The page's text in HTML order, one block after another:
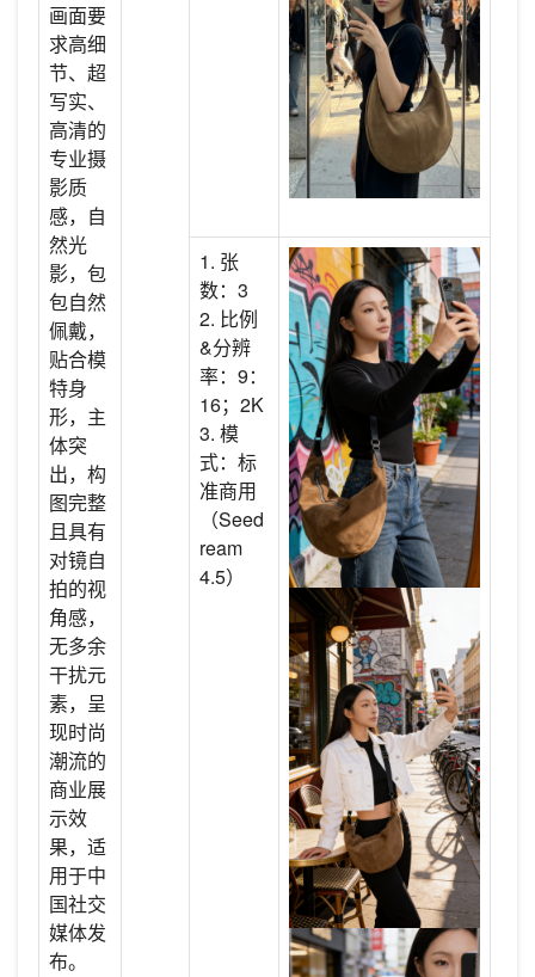
画面要
求高细
节、超
写实、
高清的
专业摄
影质
感，自
然光
影，包
包自然
佩戴，
贴合模
特身
形，主
体突
出，构
图完整
且具有
对镜自
拍的视
角感，
无多余
干扰元
素，呈
现时尚
潮流的
商业展
示效
果，适
用于中
国社交
媒体发
布。
1. 张
数：3
2. 比例
&分辨
率：9：
16；2K
3. 模
式：标
准商用
（Seed
ream
4.5）